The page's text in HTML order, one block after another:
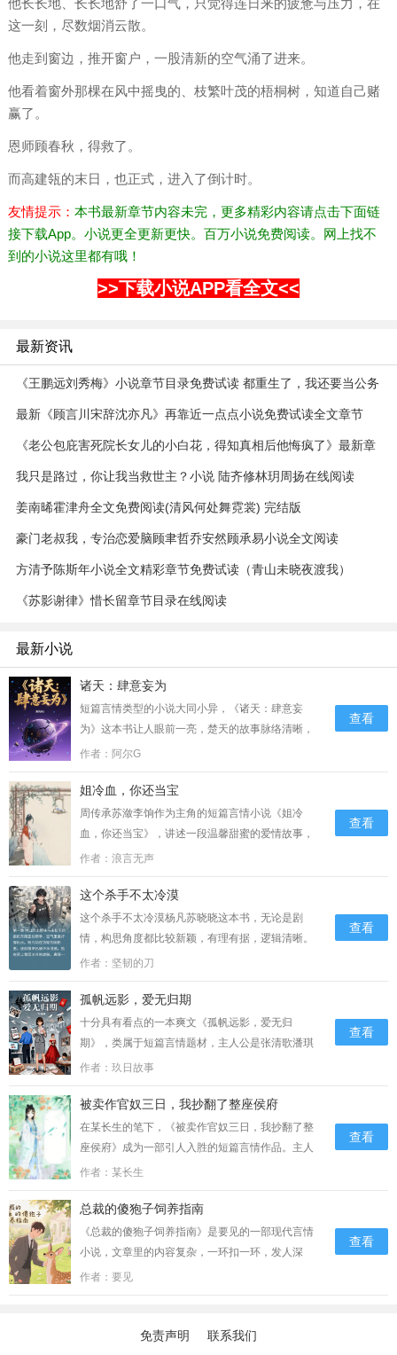
他长长地、长长地舒了一口气，只觉得连日来的疲惫与压力，在
这一刻，尽数烟消云散。
他走到窗边，推开窗户，一股清新的空气涌了进来。
他看着窗外那棵在风中摇曳的、枝繁叶茂的梧桐树，知道自己赌
赢了。
恩师顾春秋，得救了。
而高建瓴的末日，也正式，进入了倒计时。
友情提示： 本书最新章节内容未完，更多精彩内容请点击下面链
接下载App。小说更全更新更快。百万小说免费阅读。网上找不
到的小说这里都有哦！
>>下载小说APP看全文<<
最新资讯
《王鹏远刘秀梅》小说章节目录免费试读 都重生了，我还要当公务
最新《顾言川宋辞沈亦凡》再靠近一点点小说免费试读全文章节
《老公包庇害死院长女儿的小白花，得知真相后他悔疯了》最新章
我只是路过，你让我当救世主？小说 陆齐修林玥周扬在线阅读
姜南晞霍津舟全文免费阅读(清风何处舞霓裳) 完结版
豪门老叔我，专治恋爱脑顾聿哲乔安然顾承易小说全文阅读
方清予陈斯年小说全文精彩章节免费试读（青山未晓夜渡我）
《苏影谢律》惜长留章节目录在线阅读
最新小说
诸天：肆意妄为
短篇言情类型的小说大同小异，《诸天：肆意妄
为》这本书让人眼前一亮，楚天的故事脉络清晰，
阿尔G的文笔潇洒，结构严谨，写的很好，值得推
楚天缓缓睁开眼睛。〖叮！检测到宿主意识恢复，
系统绑定中…5%…3……...
作者：阿尔G
查看
姐冷血，你还当宝
周传承苏潋李饷作为主角的短篇言情小说《姐冷
血，你还当宝》，讲述一段温馨甜蜜的爱情故事，
是作者“浪言无声”的一部完结原创作品，，故事内
了一套抱拳礼。这套动作耍完了，人已经被对方揍
得鼻青脸肿，嗷嗷大哭。……...
作者：浪言无声
查看
这个杀手不太冷漠
这个杀手不太冷漠杨凡苏晓晓这本书，无论是剧
情，构思角度都比较新颖，有理有据，逻辑清晰。
小说精彩节选雨势渐小，杨凡带着苏晓晓拐进一家
息，只有应急灯在角落里散发着微弱的……...
作者：坚韧的刀
查看
孤帆远影，爱无归期
十分具有看点的一本爽文《孤帆远影，爱无归
期》，类属于短篇言情题材，主人公是张清歌潘琪
琪张翔辰，小说原创作者叫做玖日故事，故事内容
……...
作者：玖日故事
查看
被卖作官奴三日，我抄翻了整座侯府
在某长生的笔下，《被卖作官奴三日，我抄翻了整
座侯府》成为一部引人入胜的短篇言情作品。主人
公周栖三天云青经历了一系列惊心动魄的事件，以
心弦，既能让读者沉浸其中，又能引发对人性、道
德等问题的思考。”“你也不差。”我说。他笑着拔
刀，刀尖抵在木盆边，水里布票一散，像死掉的小
鱼。“可惜了，”他低声，“你忘了问一件事——
作者：某长生
查看
总裁的傻狍子饲养指南
《总裁的傻狍子饲养指南》是要见的一部现代言情
小说，文章里的内容复杂，一环扣一环，发人深
省，人事写的非常鲜明，耐人寻味！小说描述的是:
逻辑、所有的商业……...
作者：要见
查看
免责声明 联系我们